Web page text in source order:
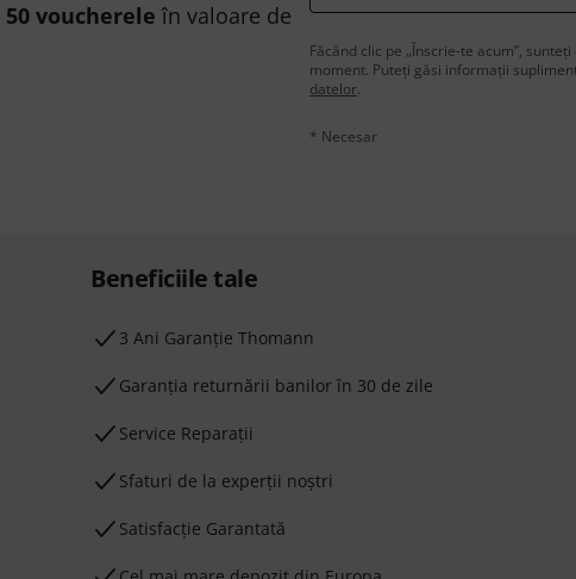
50 voucherele în valoare de
Făcând clic pe „Înscrie-te acum”,
moment. Puteți găsi informații
datelor.
* Necesar
Beneficiile tale
3 Ani Garanție Thomann
Garanţia returnării banilor în 30 de zile
Service Reparații
Sfaturi de la experții noștri
Satisfacție Garantată